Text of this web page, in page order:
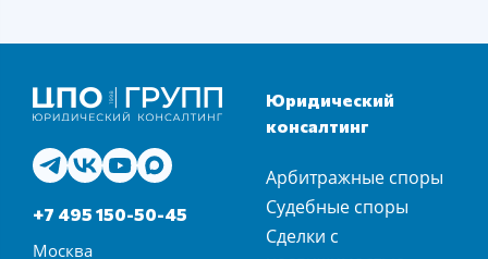
+7 495 150-50-45
Москва
Юридический
консалтинг
Арбитражные споры
Судебные споры
Сделки с